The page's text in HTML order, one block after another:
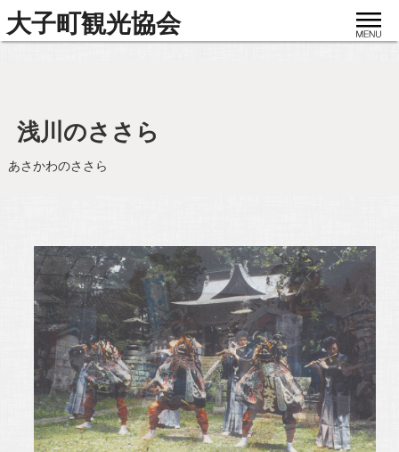
大子町観光協会 toggle
浅川のささら
あさかわのささら